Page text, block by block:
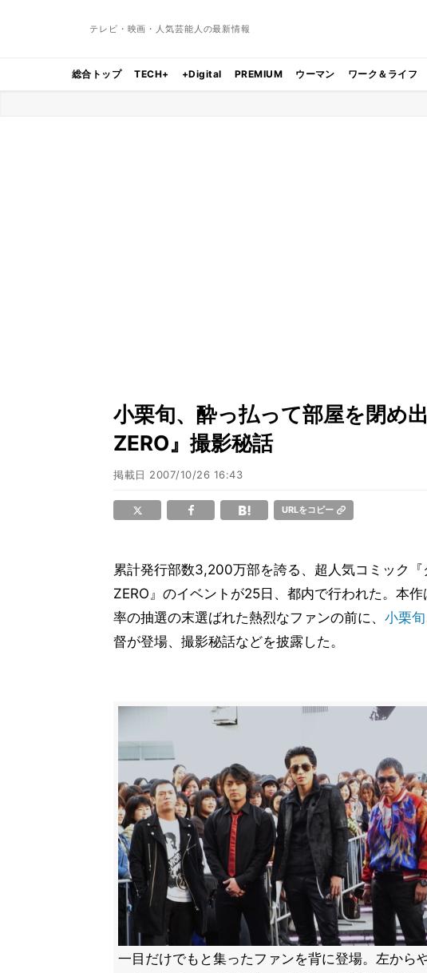
テレビ・映画・人気芸能人の最新情報
総合トップ TECH+ +Digital PREMIUM ウーマン ワーク＆ライフ
小栗旬、酔っ払って部屋を閉め
ZERO』撮影秘話
掲載日 2007/10/26 16:43
URLをコピー
累計発行部数3,200万部を誇る、超人気コミック
ZERO』のイベントが25日、都内で行われた。本
率の抽選の末選ばれた熱烈なファンの前に、 小栗旬
督が登場、撮影秘話などを披露した。
一目だけでもと集ったファンを背に登場。左から